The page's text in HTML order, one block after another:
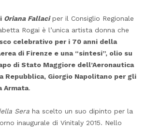
Oriana Fallaci per il Consiglio Regionale
Rogai è l’unica artista donna che
celebrativo per i 70 anni della
di Firenze e una “sintesi”, olio su
di Stato Maggiore dell’Aeronautica
Repubblica, Giorgio Napolitano per gli
Armata.
Seraha scelto un suo dipinto per la
inaugurale di Vinitaly 2015. Nello